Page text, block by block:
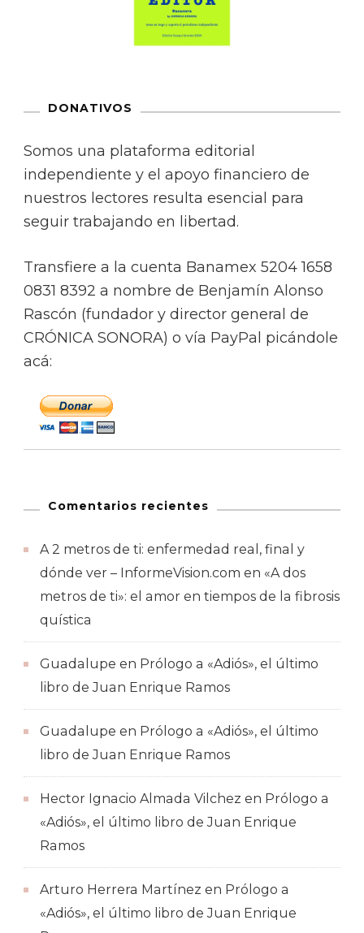
DONATIVOS
Somos una plataforma editorial
independiente y el apoyo financiero de
nuestros lectores resulta esencial para
seguir trabajando en libertad.
Transfiere a la cuenta Banamex 5204 1658
0831 8392 a nombre de Benjamín Alonso
Rascón (fundador y director general de
CRÓNICA SONORA) o vía PayPal picándole
acá:
Comentarios recientes
A 2 metros de ti: enfermedad real, final y
dónde ver – InformeVision.com en «A dos
metros de ti»: el amor en tiempos de la fibrosis
quística
Guadalupe en Prólogo a «Adiós», el último
libro de Juan Enrique Ramos
Guadalupe en Prólogo a «Adiós», el último
libro de Juan Enrique Ramos
Hector Ignacio Almada Vilchez en Prólogo a
«Adiós», el último libro de Juan Enrique
Ramos
Arturo Herrera Martínez en Prólogo a
«Adiós», el último libro de Juan Enrique